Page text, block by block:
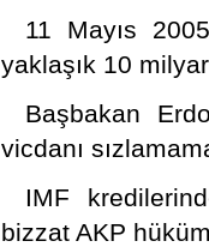
11 Mayıs
yaklaşık 10
Başbakan
vicdanı
IMF
bizzat AKP